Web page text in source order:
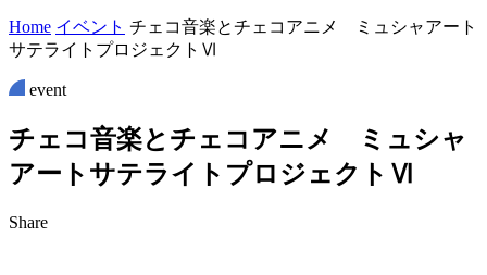
Home イベント チェコ音楽とチェコアニメ ミュシャアート
サテライトプロジェクトⅥ
event
チ ェ コ音楽と チ ェ コ アニメ ミ ュシャ
アー ト サテライ ト プロ ジェク ト Ⅵ
Share